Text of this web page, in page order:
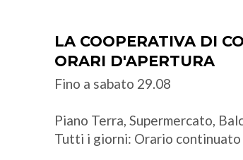
LA COOPERATIVA DI
ORARI D'APERTURA
Fino a sabato 29.08
Piano Terra, Supermercato,
Tutti i giorni: Orario